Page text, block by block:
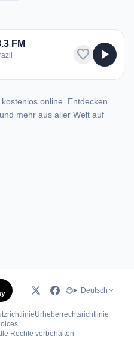
FM
favorite play_arrow
online. Entdecken
mehr aus aller Welt auf
Deutsch
Urheberrechtsrichtlinie
(öffnet in neuem Tab)
Rechte vorbehalten